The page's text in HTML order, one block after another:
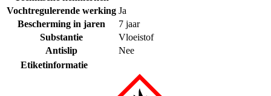
Vochtregulerende werking Ja
Bescherming in jaren
7 jaar
Substantie
Vloeistof
Antislip
Nee
Etiketinformatie